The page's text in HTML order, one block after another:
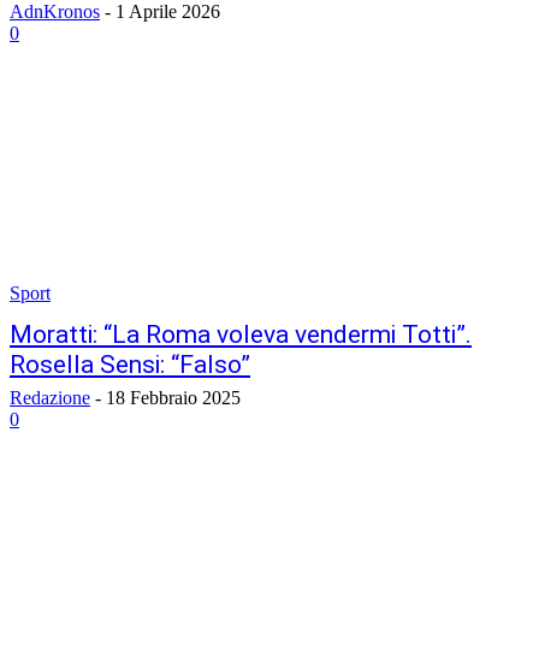
AdnKronos - 1 Aprile 2026
0
Sport
Moratti: “La Roma voleva vendermi Totti”.
Rosella Sensi: “Falso”
Redazione - 18 Febbraio 2025
0